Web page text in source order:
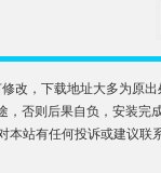
改，下载地址大多为原出
否则后果自负，安装完
站有任何投诉或建议联